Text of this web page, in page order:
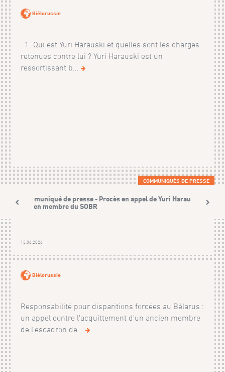
Biélorussie
1. Qui est Yuri Harauski et quelles sont les charges
retenues contre lui ? Yuri Harauski est un
ressortissant b...
COMMUNIQUÉS DE PRESSE
Communiqué de presse - Procès en appel de Yuri Harauski,
ancien membre du SOBR
12.06.2026
Biélorussie
Responsabilité pour disparitions forcées au Bélarus :
un appel contre l'acquittement d'un ancien membre
de l'escadron de...